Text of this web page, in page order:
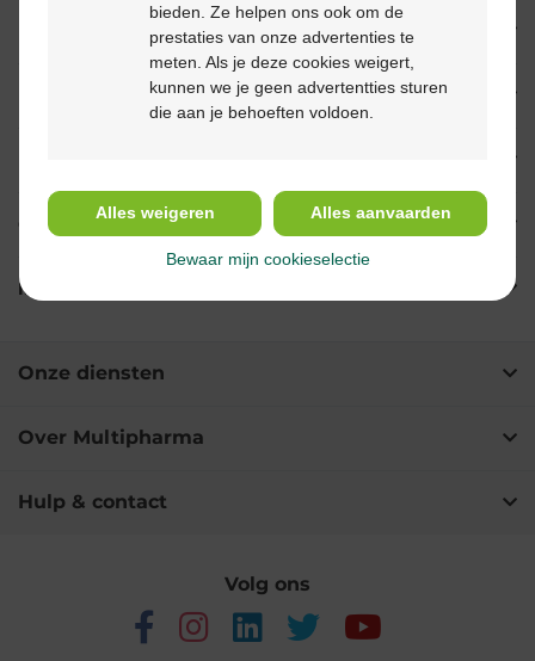
Eigenschappen
Gebruik
Ingrediënten
Onze diensten
Over Multipharma
Hulp & contact
Volg ons
bieden. Ze helpen ons ook om de
prestaties van onze advertenties te
meten. Als je deze cookies weigert,
kunnen we je geen advertentties sturen
die aan je behoeften voldoen.
Alles weigeren Alles aanvaarden
Bewaar mijn cookieselectie